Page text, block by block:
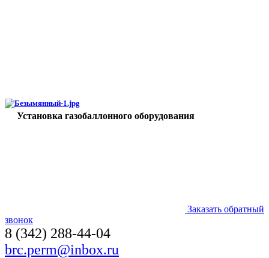
Установка газобаллонного оборудования
Заказать обратный
звонок
8 (342) 288-44-04
brc.perm@inbox.ru